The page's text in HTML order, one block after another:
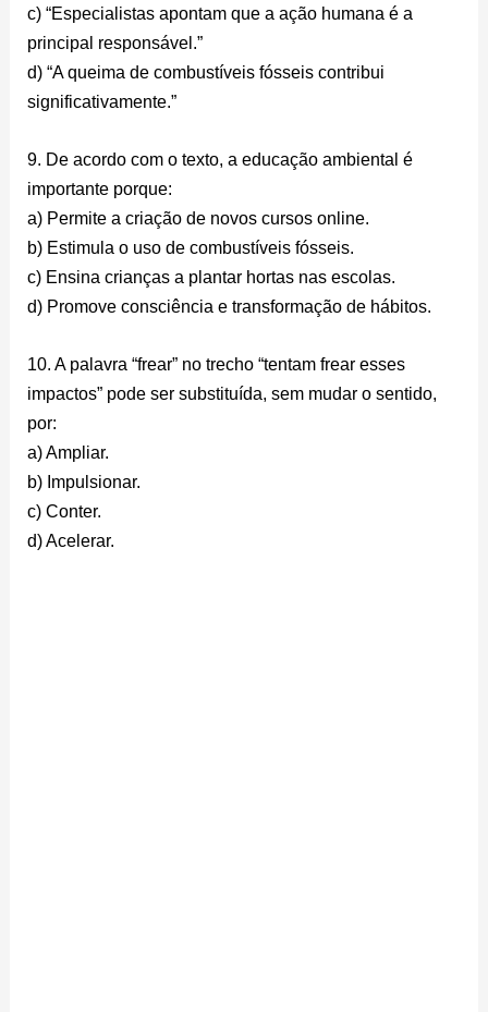
c) “Especialistas apontam que a ação humana é a
principal responsável.”
d) “A queima de combustíveis fósseis contribui
significativamente.”
9. De acordo com o texto, a educação ambiental é
importante porque:
a) Permite a criação de novos cursos online.
b) Estimula o uso de combustíveis fósseis.
c) Ensina crianças a plantar hortas nas escolas.
d) Promove consciência e transformação de hábitos.
10. A palavra “frear” no trecho “tentam frear esses
impactos” pode ser substituída, sem mudar o sentido,
por:
a) Ampliar.
b) Impulsionar.
c) Conter.
d) Acelerar.